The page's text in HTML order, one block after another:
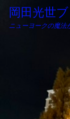
岡田光世
ニューヨークの魔法